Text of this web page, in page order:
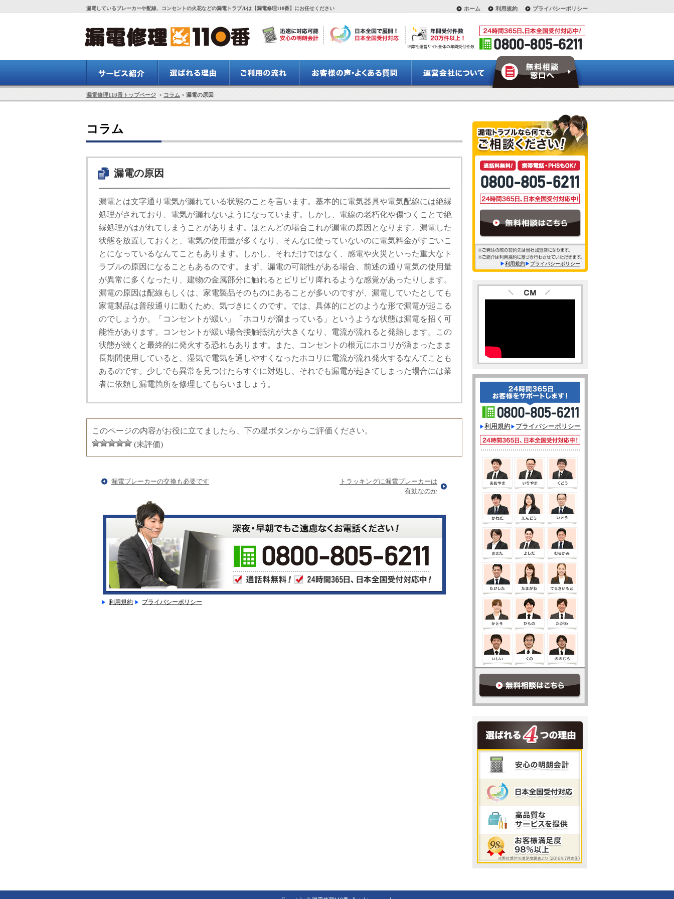
漏電しているブレーカーや配線、コンセントの火花などの漏電トラブルは【漏電修理110番】にお任せください プライバシーポリシー
利用規約
ホーム
漏電修理110番トップページ > コラム > 漏電の原因
コラム
漏電の原因
漏電とは文字通り電気が漏れている状態のことを言います。基本的に電気器具や電気配線には絶縁
処理がされており、電気が漏れないようになっています。しかし、電線の老朽化や傷つくことで絶
縁処理がはがれてしまうことがあります。ほとんどの場合これが漏電の原因となります。漏電した
状態を放置しておくと、電気の使用量が多くなり、そんなに使っていないのに電気料金がすごいこ
とになっているなんてこともあります。しかし、それだけではなく、感電や火災といった重大なト
ラブルの原因になることもあるのです。まず、漏電の可能性がある場合、前述の通り電気の使用量
が異常に多くなったり、建物の金属部分に触れるとビリビリ痺れるような感覚があったりします。
漏電の原因は配線もしくは、家電製品そのものにあることが多いのですが、漏電していたとしても
家電製品は普段通りに動くため、気づきにくのです。では、具体的にどのような形で漏電が起こる
のでしょうか。「コンセントが緩い」「ホコリが溜まっている」というような状態は漏電を招く可
能性があります。コンセントが緩い場合接触抵抗が大きくなり、電流が流れると発熱します。この
状態が続くと最終的に発火する恐れもあります。また、コンセントの根元にホコリが溜まったまま
長期間使用していると、湿気で電気を通しやすくなったホコリに電流が流れ発火するなんてことも
あるのです。少しでも異常を見つけたらすぐに対処し、それでも漏電が起きてしまった場合には業
者に依頼し漏電箇所を修理してもらいましょう。
このページの内容がお役に立てましたら、下の星ボタンからご評価ください。
(未評価)
漏電ブレーカーの交換も必要です
トラッキングに漏電ブレーカーは
有効なのか
利用規約 プライバシーポリシー
利用規約 プライバシーポリシー
利用規約 プライバシーポリシー